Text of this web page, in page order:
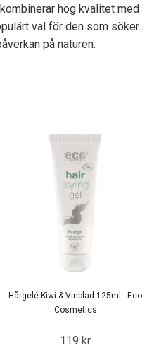
hög kvalitet med
val för den som söker
på naturen.
Hårgelé Kiwi & Vinblad 125ml - Eco
Cosmetics
119 kr